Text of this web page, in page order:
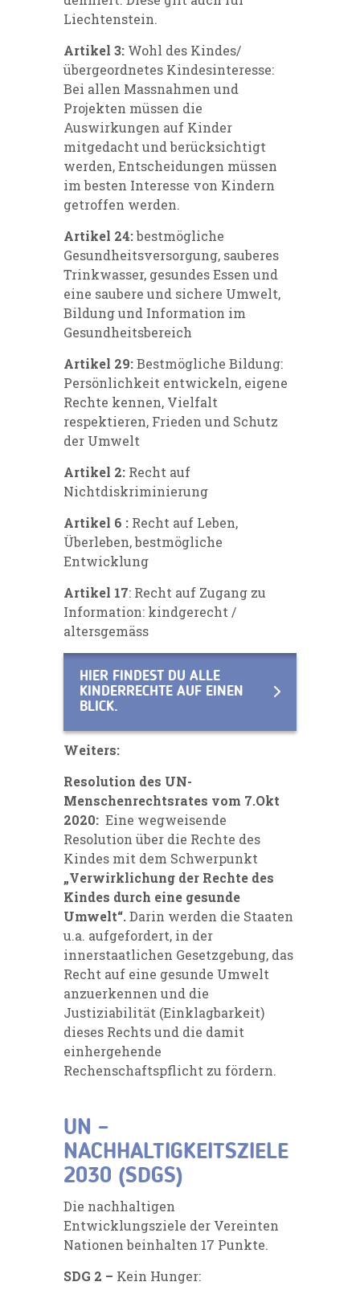
Liechtenstein.
Artikel 3: Wohl des Kindes/
übergeordnetes Kindesinteresse:
Bei allen Massnahmen und
Projekten müssen die
Auswirkungen auf Kinder
mitgedacht und berücksichtigt
werden, Entscheidungen müssen
im besten Interesse von Kindern
getroffen werden.
Artikel 24:bestmögliche
Gesundheitsversorgung, sauberes
Trinkwasser, gesundes Essen und
eine saubere und sichere Umwelt,
Bildung und Information im
Gesundheitsbereich
Artikel 29:Bestmögliche Bildung:
Persönlichkeit entwickeln, eigene
Rechte kennen, Vielfalt
respektieren, Frieden und Schutz
der Umwelt
Artikel 2: Recht auf
Nichtdiskriminierung
Artikel 6 : Recht auf Leben,
Überleben, bestmögliche
Entwicklung
Artikel 17: Recht auf Zugang zu
Information: kindgerecht /
altersgemäss
HIER FINDEST DU ALLE
KINDERRECHTE AUF EINEN
BLICK.
Weiters:
Resolution des UN-
Menschenrechtsrates vom 7.Okt
2020: Eine wegweisende
Resolution über die Rechte des
Kindes mit dem Schwerpunkt
„Verwirklichung der Rechte des
Kindes durch eine gesunde
Umwelt“.Darin werden die Staaten
u.a. aufgefordert, in der
innerstaatlichen Gesetzgebung, das
Recht auf eine gesunde Umwelt
anzuerkennen und die
Justiziabilität (Einklagbarkeit)
dieses Rechts und die damit
einhergehende
Rechenschaftspflicht zu fördern.
UN –
NACHHALTIGKEITSZIELE
2030 (SDGS)
Die nachhaltigen
Entwicklungsziele der Vereinten
Nationen beinhalten 17 Punkte.
SDG 2 – Kein Hunger: